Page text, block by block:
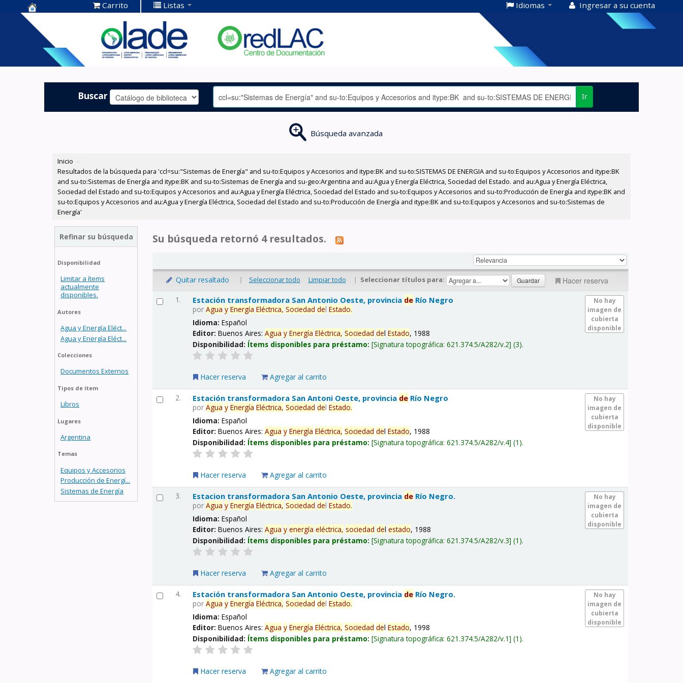
Centro de
Documentación
OLADE -
Carrito Listas Idiomas Ingresar a su cuenta
Buscar Ir
Búsqueda avanzada
Inicio ›
Resultados de la búsqueda para 'ccl=su:"Sistemas de Energía" and su-to:Equipos y Accesorios and itype:BK and su-to:SISTEMAS DE ENERGIA and su-to:Equipos y Accesorios and itype:BK
and su-to:Sistemas de Energía and itype:BK and su-to:Sistemas de Energía and su-geo:Argentina and au:Agua y Energía Eléctrica, Sociedad del Estado. and au:Agua y Energía Eléctrica,
Sociedad del Estado and su-to:Equipos y Accesorios and au:Agua y Energía Eléctrica, Sociedad del Estado and su-to:Equipos y Accesorios and su-to:Producción de Energía and itype:BK and
su-to:Equipos y Accesorios and au:Agua y Energía Eléctrica, Sociedad del Estado and su-to:Producción de Energía and itype:BK and su-to:Equipos y Accesorios and su-to:Sistemas de
Energía'
Refinar su búsqueda
Disponibilidad
Limitar a ítems
actualmente
disponibles.
Autores
Agua y Energía Eléct...
Agua y Energía Eléct...
Colecciones
Documentos Externos
Tipos de ítem
Libros
Lugares
Argentina
Temas
Equipos y Accesorios
Producción de Energí...
Sistemas de Energía
Su búsqueda retornó 4 resultados.
Quitar resaltado | Seleccionar todo Limpiar todo | Seleccionar títulos para: Hacer reserva
1.
No hay
imagen de
cubierta
disponible
Estación transformadora San Antonio Oeste, provincia de Río Negro
porAgua y Energía Eléctrica, Sociedad delEstado.
Idioma:Español
Editor:Buenos Aires:Agua y Energía Eléctrica, Sociedad delEstado, 1988
Disponibilidad: Ítems disponibles para préstamo: Signatura topográfica:621.374.5/A282/v.2 (3).
Hacer reserva Agregar al carrito
2.
No hay
imagen de
cubierta
disponible
Estación transformadora San Antoni Oeste, provincia de Río Negro
porAgua y Energía Eléctrica, Sociedad delEstado.
Idioma:Español
Editor:Buenos Aires:Agua y Energía Eléctrica, Sociedad delEstado, 1988
Disponibilidad: Ítems disponibles para préstamo: Signatura topográfica:621.374.5/A282/v.4 (1).
Hacer reserva Agregar al carrito
3.
No hay
imagen de
cubierta
disponible
Estacion transformadora San Antonio Oeste, provincia de Río Negro.
porAgua y Energía Eléctrica, Sociedad delEstado.
Idioma:Español
Editor:Buenos Aires:Agua y energía eléctrica, sociedad delestado, 1988
Disponibilidad: Ítems disponibles para préstamo: Signatura topográfica:621.374.5/A282/v.3 (1).
Hacer reserva Agregar al carrito
4.
No hay
imagen de
cubierta
disponible
Estación transformadora San Antonio Oeste, provincia de Río Negro.
porAgua y Energía Eléctrica, Sociedad delEstado.
Idioma:Español
Editor:Buenos Aires:Agua y Energía Eléctrica, Sociedad delEstado, 1998
Disponibilidad: Ítems disponibles para préstamo: Signatura topográfica:621.374.5/A282/v.1 (1).
Hacer reserva Agregar al carrito